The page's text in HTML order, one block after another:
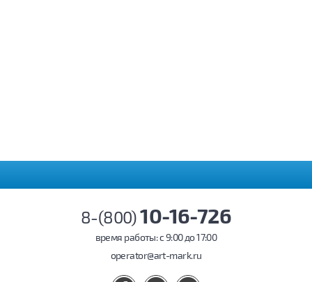
8-(800)10-16-726
время работы: c 9:00 до 17:00
operator@art-mark.ru